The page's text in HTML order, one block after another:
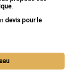
.
devis pour le